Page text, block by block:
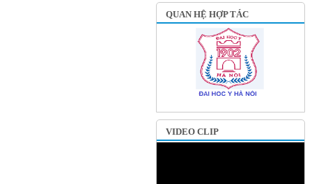
QUAN HỆ HỢP TÁC
VIDEO CLIP